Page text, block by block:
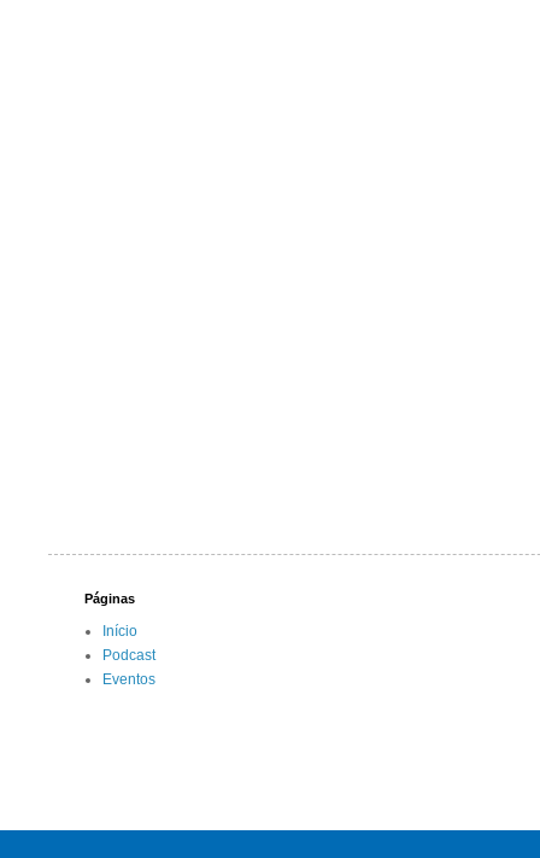
Páginas
Início
Podcast
Eventos